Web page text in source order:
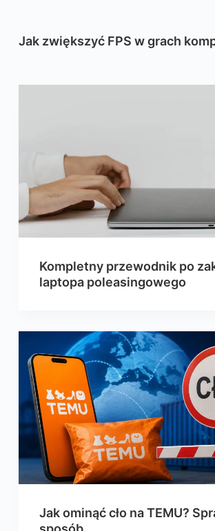
Jak zwiększyć FPS w grach
Kompletny przewodnik po
laptopa poleasingowego
Jak ominąć cło na TEMU?